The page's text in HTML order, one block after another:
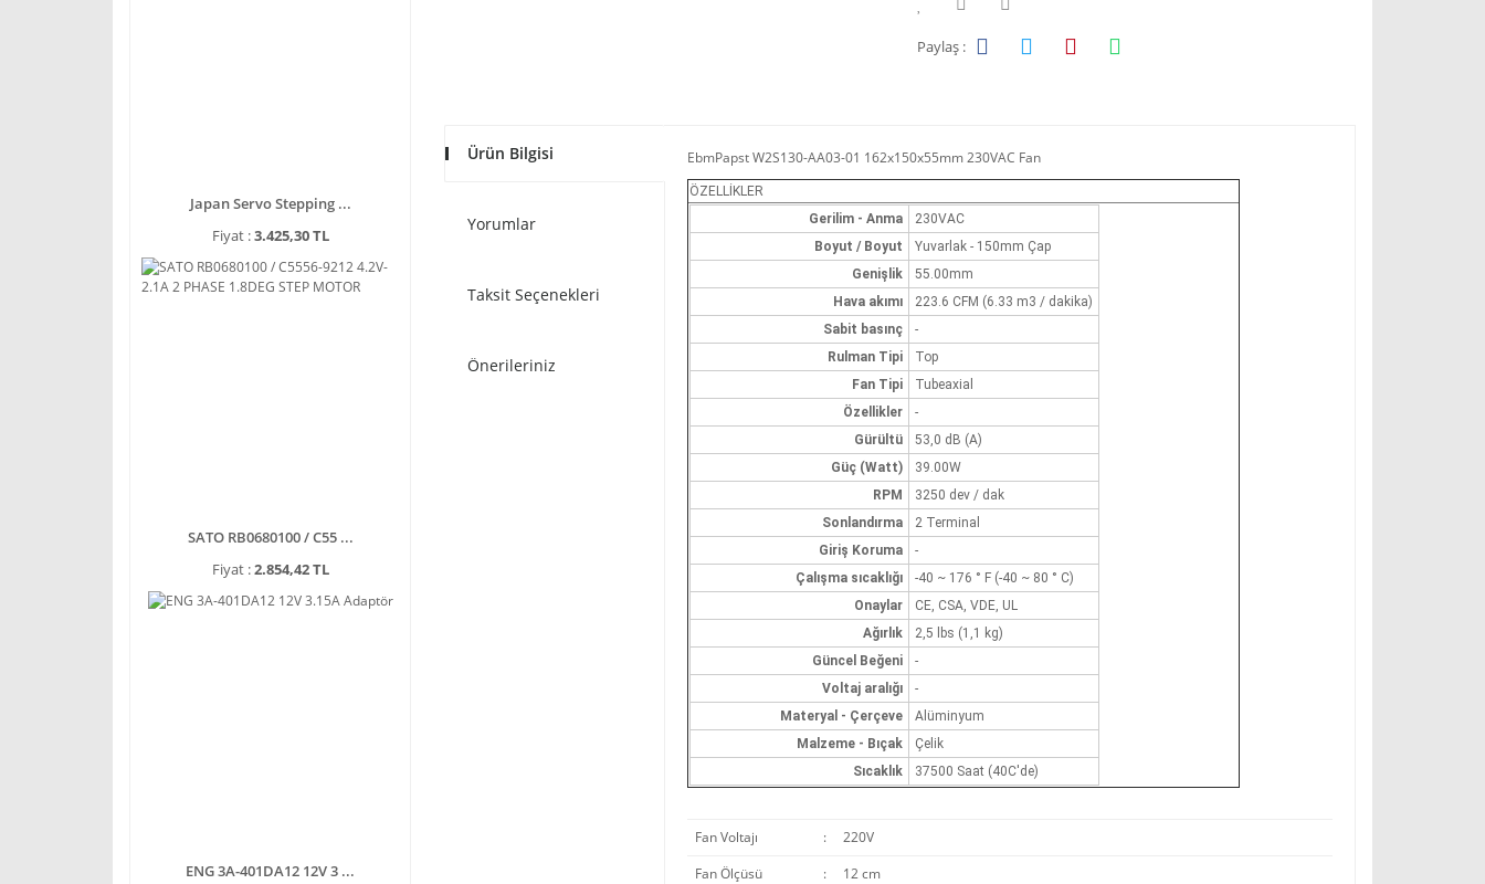
Japan Servo Stepping ...
Fiyat :3.425,30 TL
SATO RB0680100 / C55 ...
Fiyat :2.854,42 TL
ENG 3A-401DA12 12V 3 ...
Paylaş :
Ürün Bilgisi
Yorumlar
Taksit Seçenekleri
Önerileriniz
EbmPapst W2S130-AA03-01 162x150x55mm 230VAC Fan
ÖZELLİKLER
Gerilim - Anma
230VAC
Boyut / Boyut
Yuvarlak - 150mm Çap
Genişlik
55.00mm
Hava akımı
223.6 CFM (6.33 m3 / dakika)
Sabit basınç
-
Rulman Tipi
Top
Fan Tipi
Tubeaxial
Özellikler
-
Gürültü
53,0 dB (A)
Güç (Watt)
39.00W
RPM
3250 dev / dak
Sonlandırma
2 Terminal
Giriş Koruma
-
Çalışma sıcaklığı
-40 ~ 176 ° F (-40 ~ 80 ° C)
Onaylar
CE, CSA, VDE, UL
Ağırlık
2,5 lbs (1,1 kg)
Güncel Beğeni
-
Voltaj aralığı
-
Materyal - Çerçeve
Alüminyum
Malzeme - Bıçak
Çelik
Sıcaklık
37500 Saat (40C'de)
Fan Voltajı :
220V
Fan Ölçüsü
: 12 cm